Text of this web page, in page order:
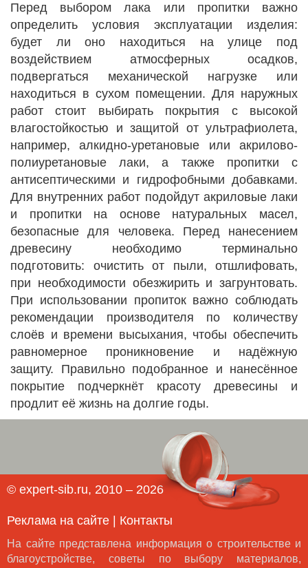
Перед выбором лака или пропитки важно
определить условия эксплуатации изделия:
будет ли оно находиться на улице под
воздействием атмосферных осадков,
подвергаться механической нагрузке или
находиться в сухом помещении. Для наружных
работ стоит выбирать покрытия с высокой
влагостойкостью и защитой от ультрафиолета,
например, алкидно-уретановые или акрилово-
полиуретановые лаки, а также пропитки с
антисептическими и гидрофобными добавками.
Для внутренних работ подойдут акриловые лаки
и пропитки на основе натуральных масел,
безопасные для человека. Перед нанесением
древесину необходимо терминально
подготовить: очистить от пыли, отшлифовать,
при необходимости обезжирить и загрунтовать.
При использовании пропиток важно соблюдать
рекомендации производителя по количеству
слоёв и времени высыхания, чтобы обеспечить
равномерное проникновение и надёжную
защиту. Правильно подобранное и нанесённое
покрытие подчеркнёт красоту древесины и
продлит её жизнь на долгие годы.
© expert-sib.ru, 2010 – 2026
Реклама на сайте Контакты
На сайте представлена информация о строительстве и
благоустройстве, советы по выбору материалов,